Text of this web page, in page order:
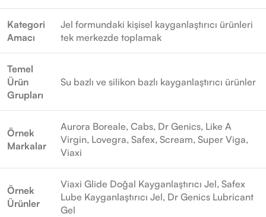
Kategori
Amacı
Jel formundaki kişisel kayganlaştırıcı ürünleri
tek merkezde toplamak
Temel
Ürün
Grupları
Su bazlı ve silikon bazlı kayganlaştırıcı ürünler
Örnek
Markalar
Aurora Boreale, Cabs, Dr Genics, Like A
Virgin, Lovegra, Safex, Scream, Super Viga,
Viaxi
Örnek
Ürünler
Viaxi Glide Doğal Kayganlaştırıcı Jel, Safex
Lube Kayganlaştırıcı Jel, Dr Genics Lubricant
Gel